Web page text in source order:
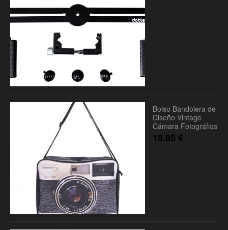
Bolso Bandolera de
Diseño Vintage
Cámara Fotográfica
19.95 €